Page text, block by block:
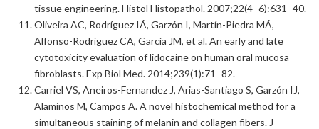
tissue engineering. Histol Histopathol. 2007;22(4–6):631–40.
Oliveira AC, Rodríguez IÁ, Garzón I, Martín-Piedra MÁ,
Alfonso-Rodríguez CA, García JM, et al. An early and late
cytotoxicity evaluation of lidocaine on human oral mucosa
fibroblasts. Exp Biol Med. 2014;239(1):71–82.
Carriel VS, Aneiros-Fernandez J, Arias-Santiago S, Garzón IJ,
Alaminos M, Campos A. A novel histochemical method for a
simultaneous staining of melanin and collagen fibers. J